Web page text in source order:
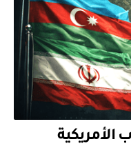
الأمريكية